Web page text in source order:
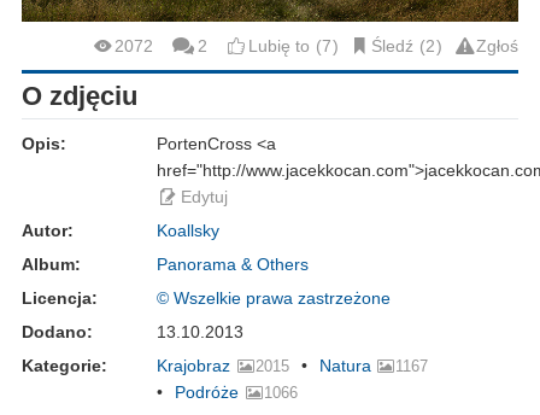
2072 2 Lubię to 7 Śledź 2 Zgłoś
O zdjęciu
Opis:
PortenCross <a
href="http://
Edytuj
Autor:
Koallsky
Album:
Panorama & Others
Licencja:
© Wszelkie prawa zastrzeżone
Dodano:
13.10.2013
Kategorie:
Krajobraz 2015 Natura 1167
Podróże 1066